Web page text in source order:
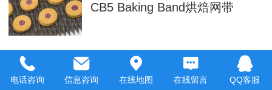
CB5 Baking Band烘焙网带
电话咨询 信息咨询 在线地图 在线留言 QQ客服